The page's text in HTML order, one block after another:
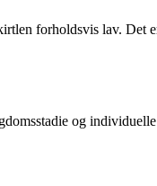
forholdsvis lav. Det
og